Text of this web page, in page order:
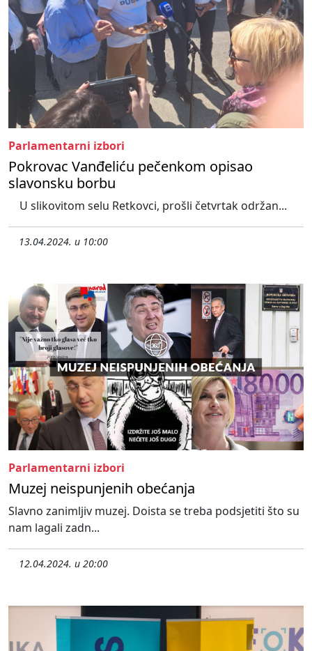
Parlamentarni izbori
Pokrovac Vanđeliću pečenkom opisao
slavonsku borbu
U slikovitom selu Retkovci, prošli četvrtak održan...
13.04.2024. u 10:00
Parlamentarni izbori
Muzej neispunjenih obećanja
Slavno zanimljiv muzej. Doista se treba podsjetiti što su
nam lagali zadn...
12.04.2024. u 20:00